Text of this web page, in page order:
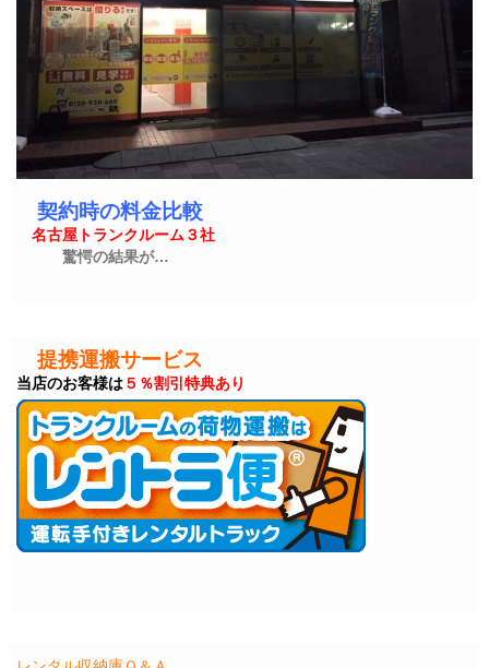
契約時の料金比較
名古屋トランクルーム３社
驚愕の結果が…
提携運搬サービス
当店のお客様は５％割引特典あり